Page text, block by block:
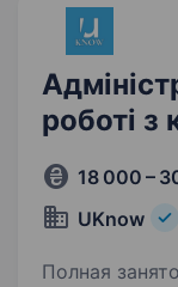
роботі з
18 000 –
UKnow
Полная